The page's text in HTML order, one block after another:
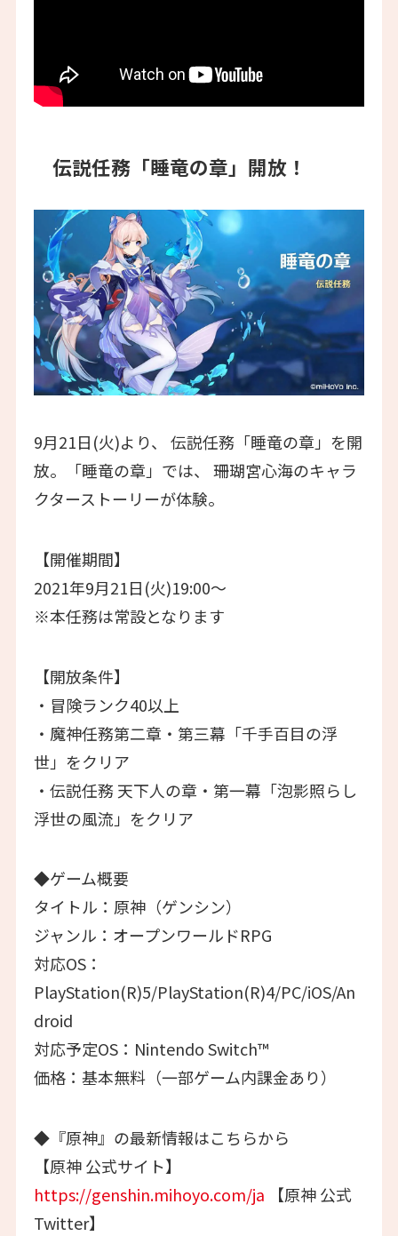
伝説任務「睡竜の章」開放！
9月21日(火)より、 伝説任務「睡竜の章」を開
放。「睡竜の章」では、 珊瑚宮心海のキャラ
クターストーリーが体験。
【開催期間】
2021年9月21日(火)19:00～
※本任務は常設となります
【開放条件】
・冒険ランク40以上
・魔神任務第二章・第三幕「千手百目の浮
世」をクリア
・伝説任務 天下人の章・第一幕「泡影照らし
浮世の風流」をクリア
◆ゲーム概要
タイトル：原神（ゲンシン）
ジャンル：オープンワールドRPG
対応OS：
PlayStation(R)5/PlayStation(R)4/PC/iOS/An
droid
対応予定OS：Nintendo Switch™
価格：基本無料（一部ゲーム内課金あり）
◆『原神』の最新情報はこちらから
【原神 公式サイト】
https://genshin.mihoyo.com/ja
【原神 公式
Twitter】